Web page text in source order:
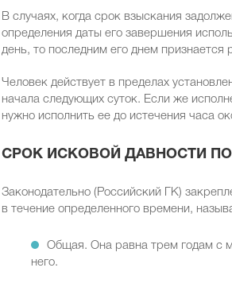
В случаях, когда срок взыскания
определения даты его завершения
день, то последним его днем
Человек действует в пределах
начала следующих суток. Если же
нужно исполнить ее до истечения часа
СРОК ИСКОВОЙ ДАВНОСТИ
Законодательно (Российский ГК)
в течение определенного времени,
Общая. Она равна трем годам с
него.